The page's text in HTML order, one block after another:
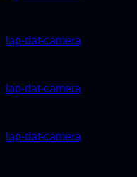
lap-dat-camera
lap-dat-camera
lap-dat-camera